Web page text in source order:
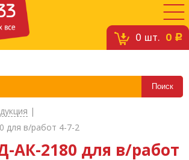
0 шт. 0 c
|
для в/работ 4-7-2
АК-2180 для в/работ